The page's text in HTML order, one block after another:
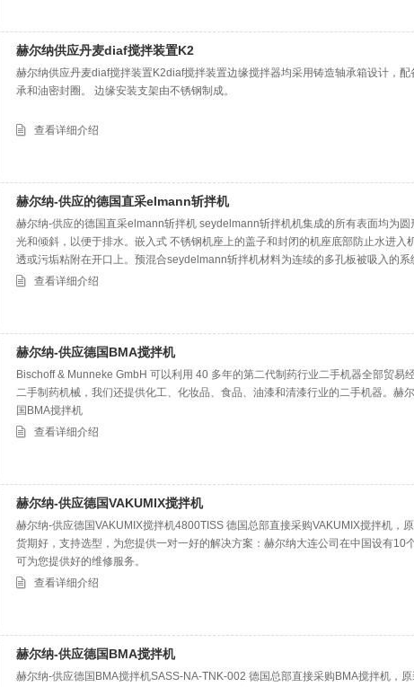
赫尔纳供应丹麦diaf搅拌装置K2
赫尔纳供应丹麦diaf搅拌装置K2diaf搅拌装置边缘搅拌器均采用铸造轴承箱设计，配
承和油密封圈。 边缘安装支架由不锈钢制成。
查看详细介绍
赫尔纳-供应的德国直采elmann斩拌机
赫尔纳-供应的德国直采elmann斩拌机 seydelmann斩拌机机集成的所有表面均为圆
光和倾斜，以便于排水。嵌入式 不锈钢机座上的盖子和封闭的机座底部防止水进入
透或污垢粘附在开口上。预混合seydelmann斩拌机材料为连续的多孔板被吸入的系
查看详细介绍
赫尔纳-供应德国BMA搅拌机
Bischoff & Munneke GmbH 可以利用 40 多年的第二代制药行业二手机器全部贸易
二手制药机械，我们还提供化工、化妆品、食品、油漆和清漆行业的二手机器。赫
国BMA搅拌机
查看详细介绍
赫尔纳-供应德国VAKUMIX搅拌机
赫尔纳-供应德国VAKUMIX搅拌机4800TISS 德国总部直接采购VAKUMIX搅拌机，原
货期好，支持选型，为您提供一对一好的解决方案：赫尔纳大连公司在中国设有10
可为您提供好的维修服务。
查看详细介绍
赫尔纳-供应德国BMA搅拌机
赫尔纳-供应德国BMA搅拌机SASS-NA-TNK-002 德国总部直接采购BMA搅拌机，原